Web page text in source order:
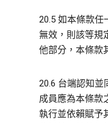
20.5 如本條款任
無效，則該等規
他部分，本條款
20.6 台端認知並
成員應為本條款
執行並依賴賦予